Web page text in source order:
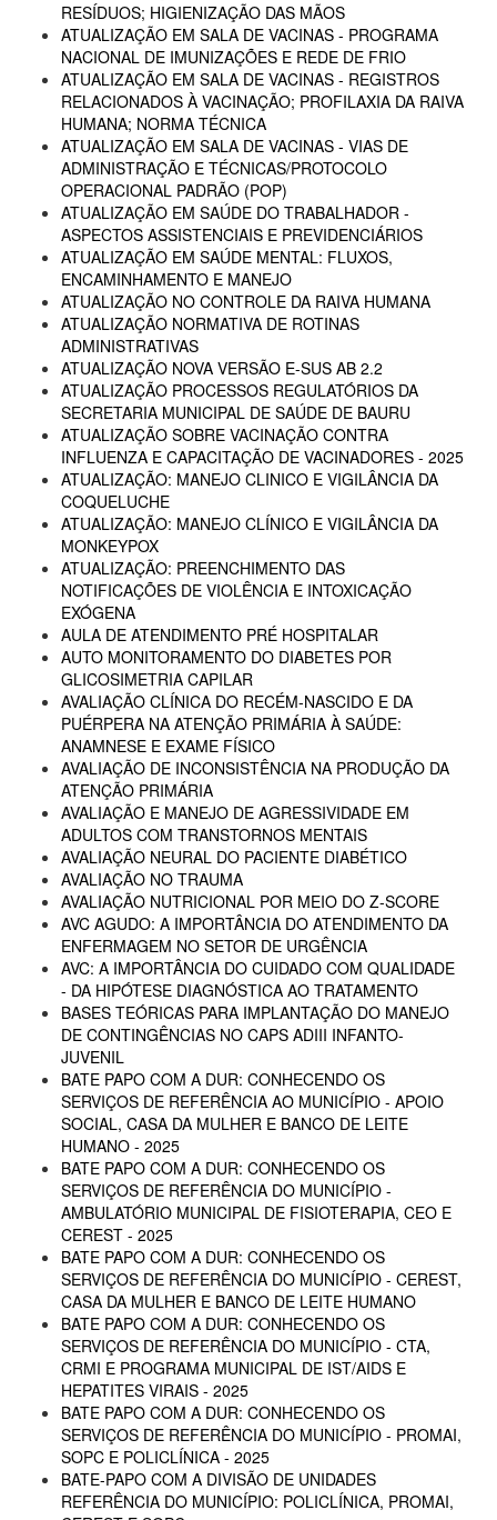
RESÍDUOS; HIGIENIZAÇÃO DAS MÃOS
ATUALIZAÇÃO EM SALA DE VACINAS - PROGRAMA
NACIONAL DE IMUNIZAÇÕES E REDE DE FRIO
ATUALIZAÇÃO EM SALA DE VACINAS - REGISTROS
RELACIONADOS À VACINAÇÃO; PROFILAXIA DA RAIVA
HUMANA; NORMA TÉCNICA
ATUALIZAÇÃO EM SALA DE VACINAS - VIAS DE
ADMINISTRAÇÃO E TÉCNICAS/PROTOCOLO
OPERACIONAL PADRÃO (POP)
ATUALIZAÇÃO EM SAÚDE DO TRABALHADOR -
ASPECTOS ASSISTENCIAIS E PREVIDENCIÁRIOS
ATUALIZAÇÃO EM SAÚDE MENTAL: FLUXOS,
ENCAMINHAMENTO E MANEJO
ATUALIZAÇÃO NO CONTROLE DA RAIVA HUMANA
ATUALIZAÇÃO NORMATIVA DE ROTINAS
ADMINISTRATIVAS
ATUALIZAÇÃO NOVA VERSÃO E-SUS AB 2.2
ATUALIZAÇÃO PROCESSOS REGULATÓRIOS DA
SECRETARIA MUNICIPAL DE SAÚDE DE BAURU
ATUALIZAÇÃO SOBRE VACINAÇÃO CONTRA
INFLUENZA E CAPACITAÇÃO DE VACINADORES - 2025
ATUALIZAÇÃO: MANEJO CLINICO E VIGILÂNCIA DA
COQUELUCHE
ATUALIZAÇÃO: MANEJO CLÍNICO E VIGILÂNCIA DA
MONKEYPOX
ATUALIZAÇÃO: PREENCHIMENTO DAS
NOTIFICAÇÕES DE VIOLÊNCIA E INTOXICAÇÃO
EXÓGENA
AULA DE ATENDIMENTO PRÉ HOSPITALAR
AUTO MONITORAMENTO DO DIABETES POR
GLICOSIMETRIA CAPILAR
AVALIAÇÃO CLÍNICA DO RECÉM-NASCIDO E DA
PUÉRPERA NA ATENÇÃO PRIMÁRIA À SAÚDE:
ANAMNESE E EXAME FÍSICO
AVALIAÇÃO DE INCONSISTÊNCIA NA PRODUÇÃO DA
ATENÇÃO PRIMÁRIA
AVALIAÇÃO E MANEJO DE AGRESSIVIDADE EM
ADULTOS COM TRANSTORNOS MENTAIS
AVALIAÇÃO NEURAL DO PACIENTE DIABÉTICO
AVALIAÇÃO NO TRAUMA
AVALIAÇÃO NUTRICIONAL POR MEIO DO Z-SCORE
AVC AGUDO: A IMPORTÂNCIA DO ATENDIMENTO DA
ENFERMAGEM NO SETOR DE URGÊNCIA
AVC: A IMPORTÂNCIA DO CUIDADO COM QUALIDADE
- DA HIPÓTESE DIAGNÓSTICA AO TRATAMENTO
BASES TEÓRICAS PARA IMPLANTAÇÃO DO MANEJO
DE CONTINGÊNCIAS NO CAPS ADIII INFANTO-
JUVENIL
BATE PAPO COM A DUR: CONHECENDO OS
SERVIÇOS DE REFERÊNCIA AO MUNICÍPIO - APOIO
SOCIAL, CASA DA MULHER E BANCO DE LEITE
HUMANO - 2025
BATE PAPO COM A DUR: CONHECENDO OS
SERVIÇOS DE REFERÊNCIA DO MUNICÍPIO -
AMBULATÓRIO MUNICIPAL DE FISIOTERAPIA, CEO E
CEREST - 2025
BATE PAPO COM A DUR: CONHECENDO OS
SERVIÇOS DE REFERÊNCIA DO MUNICÍPIO - CEREST,
CASA DA MULHER E BANCO DE LEITE HUMANO
BATE PAPO COM A DUR: CONHECENDO OS
SERVIÇOS DE REFERÊNCIA DO MUNICÍPIO - CTA,
CRMI E PROGRAMA MUNICIPAL DE IST/AIDS E
HEPATITES VIRAIS - 2025
BATE PAPO COM A DUR: CONHECENDO OS
SERVIÇOS DE REFERÊNCIA DO MUNICÍPIO - PROMAI,
SOPC E POLICLÍNICA - 2025
BATE-PAPO COM A DIVISÃO DE UNIDADES
REFERÊNCIA DO MUNICÍPIO: POLICLÍNICA, PROMAI,